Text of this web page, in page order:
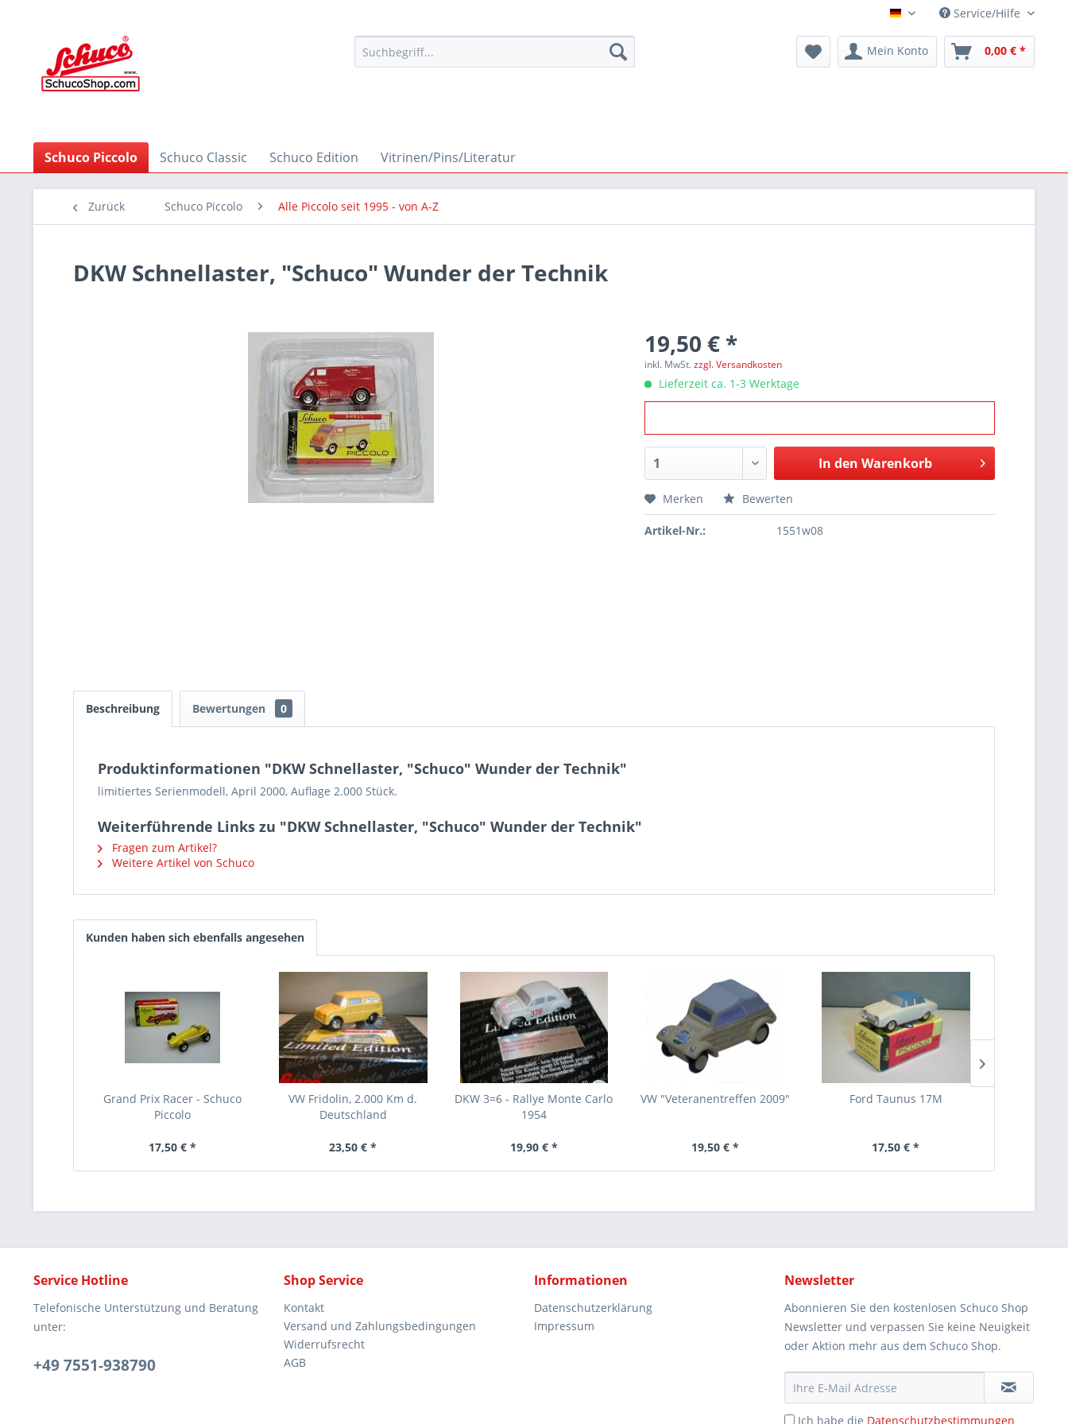
Deutsch Service/Hilfe
Mein Konto 0,00 € *
Schuco Piccolo Schuco Classic Schuco Edition Vitrinen/Pins/Literatur
Zurück Schuco Piccolo Alle Piccolo seit 1995 - von A-Z
DKW Schnellaster, "Schuco" Wunder der Technik
19,50 € *
inkl. MwSt.zzgl. Versandkosten
Lieferzeit ca. 1-3 Werktage
In den Warenkorb
Merken Bewerten
Artikel-Nr.: 1551w08
Beschreibung Bewertungen 0
Produktinformationen "DKW Schnellaster, "Schuco" Wunder der Technik"
limitiertes Serienmodell, April 2000, Auflage 2.000 Stück.
Weiterführende Links zu "DKW Schnellaster, "Schuco" Wunder der Technik"
Fragen zum Artikel?
Weitere Artikel von Schuco
Kunden haben sich ebenfalls angesehen
Grand Prix Racer - Schuco
Piccolo
17,50 € *
VW Fridolin, 2.000 Km d.
Deutschland
23,50 € *
DKW 3=6 - Rallye Monte Carlo
1954
19,90 € *
VW "Veteranentreffen 2009"
19,50 € *
Ford Taunus 17M
17,50 € *
Service Hotline
Telefonische Unterstützung und Beratung
unter:
+49 7551-938790
Shop Service
Kontakt
Versand und Zahlungsbedingungen
Widerrufsrecht
AGB
Informationen
Datenschutzerklärung
Impressum
Newsletter
Abonnieren Sie den kostenlosen Schuco Shop
Newsletter und verpassen Sie keine Neuigkeit
oder Aktion mehr aus dem Schuco Shop.
Ich habe die Datenschutzbestimmungen